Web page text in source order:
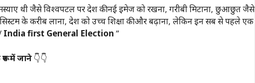
थी जैसे विश्वपटल पर देश की नई इमेज को रखना, गरीबी मिटाना, छुआछुत जैसे
के करीब लाना, देश को उच्च शिक्षा की और बढ़ाना, लेकिन इन सब से पहले एक
India first General Election ”
में जाने 👇👇